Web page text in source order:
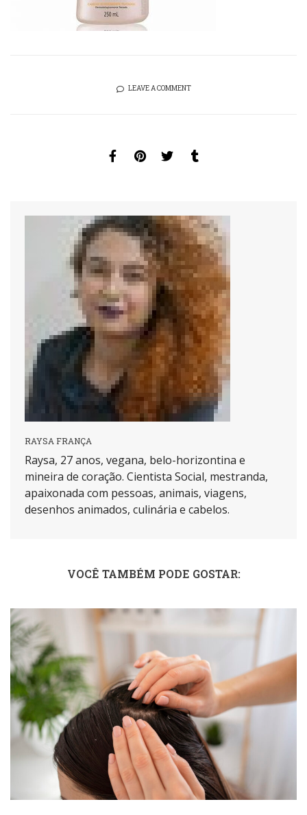
LEAVE A COMMENT
RAYSA FRANÇA
Raysa, 27 anos, vegana, belo-horizontina e
mineira de coração. Cientista Social, mestranda,
apaixonada com pessoas, animais, viagens,
desenhos animados, culinária e cabelos.
VOCÊ TAMBÉM PODE GOSTAR: